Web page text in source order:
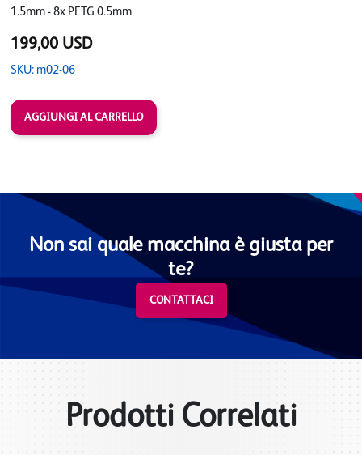
1.5mm - 8x PETG 0.5mm
199,00 USD
SKU: m02-06
Non sai quale macchina è giusta per
te?
CONTATTACI
Prodotti Correlati